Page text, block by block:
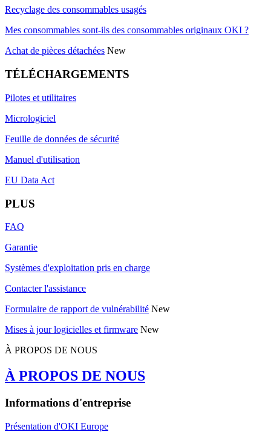
Recyclage des consommables usagés
Mes consommables sont-ils des consommables originaux OKI ?
Achat de pièces détachées New
TÉLÉCHARGEMENTS
Pilotes et utilitaires
Micrologiciel
Feuille de données de sécurité
Manuel d'utilisation
EU Data Act
PLUS
FAQ
Garantie
Systèmes d'exploitation pris en charge
Contacter l'assistance
Formulaire de rapport de vulnérabilité New
Mises à jour logicielles et firmware New
À PROPOS DE NOUS
À PROPOS DE NOUS
Informations d'entreprise
Présentation d'OKI Europe